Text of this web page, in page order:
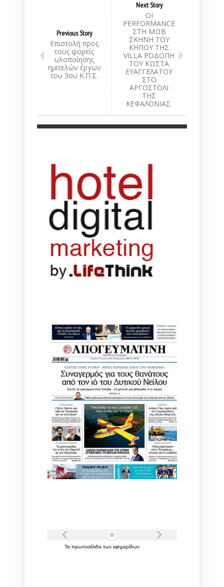
Previous Story
Eπιστολή προς
τους φορείς
υλοποίησης
ημιτελών έργων
του 3ου Κ.Π.Σ.
Next Story
ΟΙ
PERFORMANCE
ΣΤH ΜΩΒ
ΣΚΗΝΗ ΤΟΥ
ΚΗΠΟΥ ΤΗΣ
VILLA ΡΟΔΟΠΗ
TOY ΚΩΣΤΑ
ΕΥΑΓΓΕΛΑΤΟΥ
ΣΤΟ
ΑΡΓΟΣΤΟΛΙ
ΤΗΣ
ΚΕΦΑΛΟΝΙΑΣ.
Τα πρωτοσέλιδα των εφημερίδων